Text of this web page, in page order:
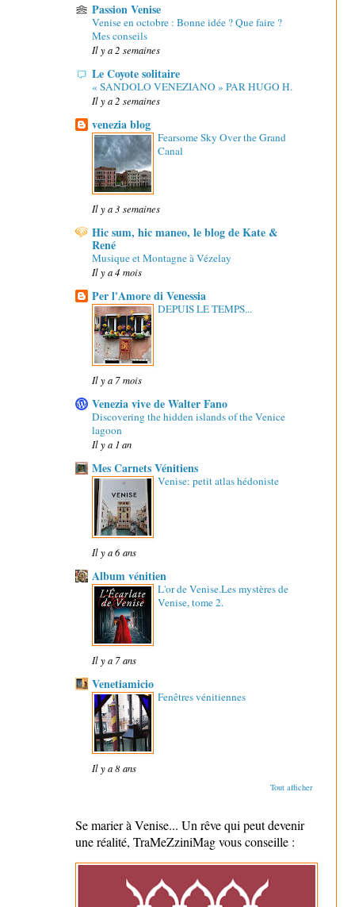
Passion Venise
Venise en octobre : Bonne idée ? Que faire ?
Mes conseils
Il y a 2 semaines
Le Coyote solitaire
« SANDOLO VENEZIANO » PAR HUGO H.
Il y a 2 semaines
venezia blog
Fearsome Sky Over the Grand
Canal
Il y a 3 semaines
Hic sum, hic maneo, le blog de Kate &
René
Musique et Montagne à Vézelay
Il y a 4 mois
Per l'Amore di Venessia
DEPUIS LE TEMPS...
Il y a 7 mois
Venezia vive de Walter Fano
Discovering the hidden islands of the Venice
lagoon
Il y a 1 an
Mes Carnets Vénitiens
Venise: petit atlas hédoniste
Il y a 6 ans
Album vénitien
L'or de Venise.Les mystères de
Venise, tome 2.
Il y a 7 ans
Venetiamicio
Fenêtres vénitiennes
Il y a 8 ans
Tout afficher
Se marier à Venise... Un rêve qui peut devenir
une réalité, TraMeZziniMag vous conseille :